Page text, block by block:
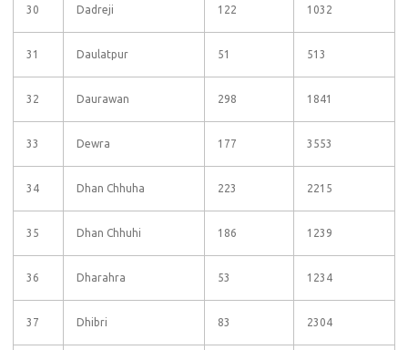
30 Dadreji 122 1032
31 Daulatpur 51 513
32 Daurawan 298 1841
33 Dewra 177 3553
34 Dhan Chhuha 223 2215
35 Dhan Chhuhi 186 1239
36 Dharahra 53 1234
37 Dhibri 83 2304